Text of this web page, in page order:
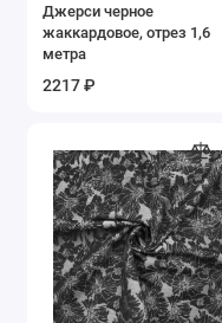
Стеклярус Бисер
Тафта
Твил
Трикотаж
Шелк
Джерси черное
жаккардовое, отрез 1,6
метра
2217 ₽